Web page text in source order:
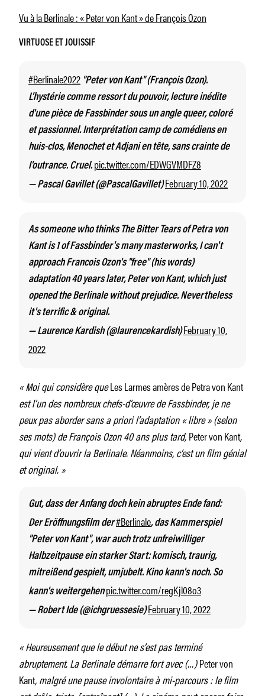
Vu à la Berlinale : « Peter von Kant » de François Ozon
VIRTUOSE ET JOUISSIF
#Berlinale2022 "Peter von Kant" (François Ozon).
L'hystérie comme ressort du pouvoir, lecture inédite
d'une pièce de Fassbinder sous un angle queer, coloré
et passionnel. Interprétation camp de comédiens en
huis-clos, Menochet et Adjani en tête, sans crainte de
l'outrance. Cruel.pic.twitter.com/EDWGVMDFZ8
— Pascal Gavillet (@PascalGavillet)February 10, 2022
As someone who thinks The Bitter Tears of Petra von
Kant is 1 of Fassbinder's many masterworks, I can't
approach Francois Ozon's "free" (his words)
adaptation 40 years later, Peter von Kant, which just
opened the Berlinale without prejudice. Nevertheless
it's terrific & original.
— Laurence Kardish (@laurencekardish)February 10,
2022
« Moi qui considère queLes Larmes amères de Petra von Kant
est l’un des nombreux chefs-d’œuvre de Fassbinder, je ne
peux pas aborder sans a priori l’adaptation « libre » (selon
ses mots) de François Ozon 40 ans plus tard,Peter von Kant,
qui vient d’ouvrir la Berlinale. Néanmoins, c’est un film génial
et original. »
Gut, dass der Anfang doch kein abruptes Ende fand:
Der Eröffnungsfilm der#Berlinale, das Kammerspiel
"Peter von Kant", war auch trotz unfreiwilliger
Halbzeitpause ein starker Start: komisch, traurig,
mitreißend gespielt, umjubelt. Kino kann's noch. So
kann's weitergehenpic.twitter.com/regKjl08o3
— Robert Ide (@ichgruessesie)February 10, 2022
« Heureusement que le début ne s’est pas terminé
abruptement. La Berlinale démarre fort avec (…)Peter von
Kant, malgré une pause involontaire à mi-parcours : le film